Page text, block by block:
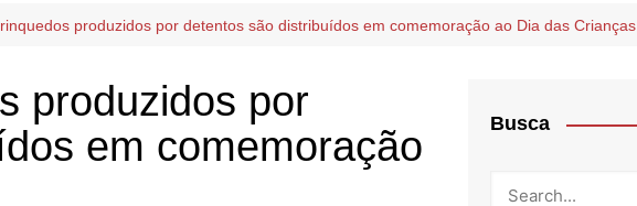
produzidos por detentos são distribuídos em comemoração ao Dia das Crianças
produzidos por
em comemoração
Busca